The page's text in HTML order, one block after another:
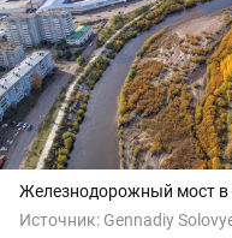
Железнодорожный мост в
Источник: Gennadiy